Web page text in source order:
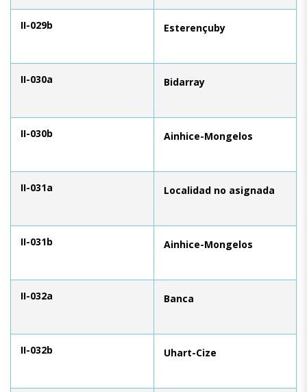
II-029b Esterençuby
II-030a Bidarray
II-030b Ainhice-Mongelos
II-031a Localidad no asignada
II-031b Ainhice-Mongelos
II-032a Banca
II-032b Uhart-Cize